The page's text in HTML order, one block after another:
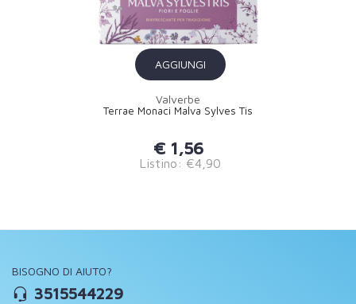
AGGIUNGI
Valverbe
Terrae Monaci Malva Sylves Tis
€ 1,56
Listino: €4,90
BISOGNO DI AIUTO?
3515544229